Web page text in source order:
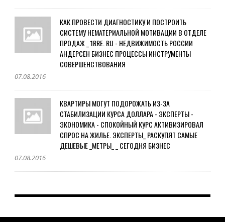
КАК ПРОВЕСТИ ДИАГНОСТИКУ И ПОСТРОИТЬ
СИСТЕМУ НЕМАТЕРИАЛЬНОЙ МОТИВАЦИИ В ОТДЕЛЕ
ПРОДАЖ _ 1RRE. RU - НЕДВИЖИМОСТЬ РОССИИ
АНДЕРСЕН БИЗНЕС ПРОЦЕССЫ ИНСТРУМЕНТЫ
СОВЕРШЕНСТВОВАНИЯ
07.08.2016
КВАРТИРЫ МОГУТ ПОДОРОЖАТЬ ИЗ-ЗА
СТАБИЛИЗАЦИИ КУРСА ДОЛЛАРА - ЭКСПЕРТЫ -
ЭКОНОМИКА - СПОКОЙНЫЙ КУРС АКТИВИЗИРОВАЛ
СПРОС НА ЖИЛЬЕ. ЭКСПЕРТЫ_ РАСКУПЯТ САМЫЕ
ДЕШЕВЫЕ _МЕТРЫ_ _ СЕГОДНЯ БИЗНЕС
07.08.2016